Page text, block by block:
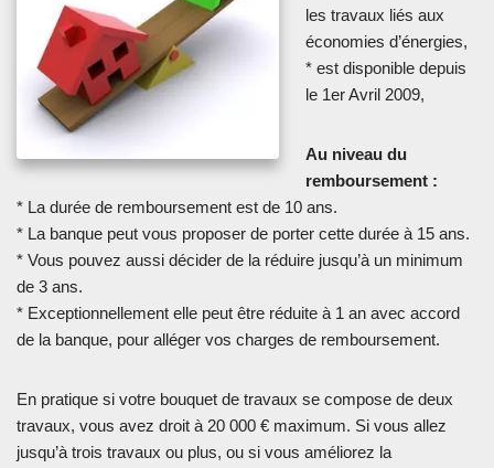
les travaux liés aux
économies d’énergies,
* est disponible depuis
le 1er Avril 2009,
Au niveau du
remboursement :
* La durée de remboursement est de 10 ans.
* La banque peut vous proposer de porter cette durée à 15 ans.
* Vous pouvez aussi décider de la réduire jusqu’à un minimum
de 3 ans.
* Exceptionnellement elle peut être réduite à 1 an avec accord
de la banque, pour alléger vos charges de remboursement.
En pratique si votre bouquet de travaux se compose de deux
travaux, vous avez droit à 20 000 € maximum. Si vous allez
jusqu’à trois travaux ou plus, ou si vous améliorez la